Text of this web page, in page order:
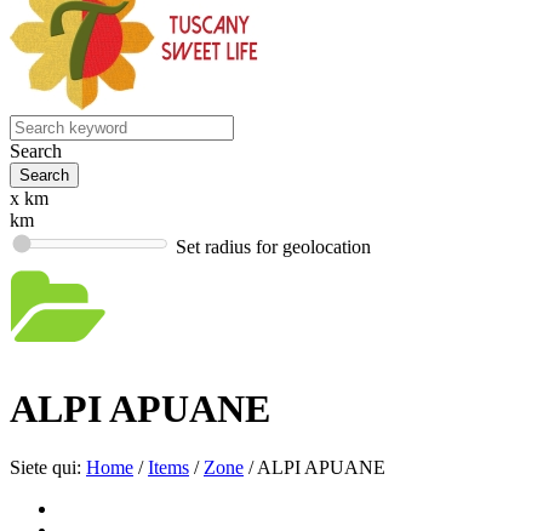
Search
x km
km
Set radius for geolocation
ALPI APUANE
Siete qui: Home / Items / Zone / ALPI APUANE